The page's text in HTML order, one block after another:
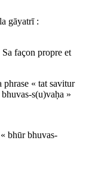
gāyatrī :
façon propre et
phrase « tat savitur
s(u)vaḥa »
bhūr bhuvas-